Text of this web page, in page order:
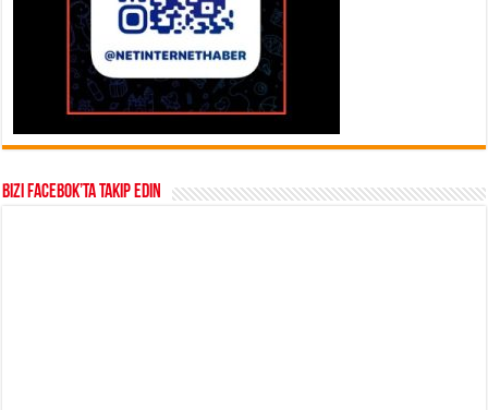
Bizi Facebok’ta takip edin